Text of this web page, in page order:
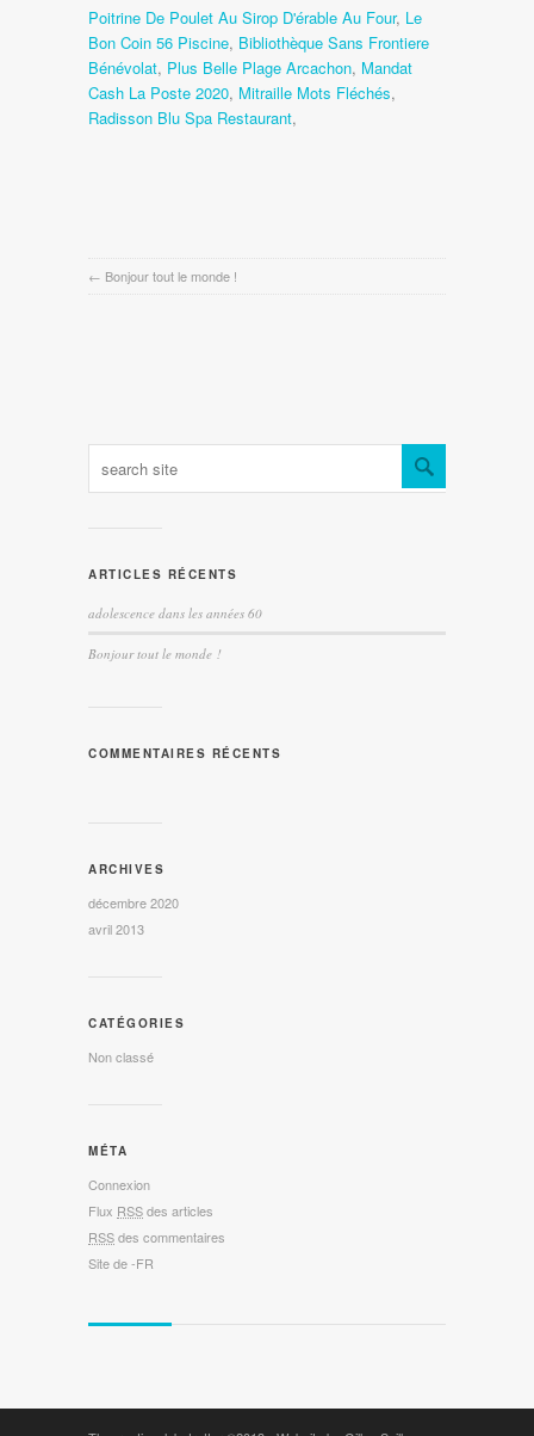
Poitrine De Poulet Au Sirop D'érable Au Four, Le
Bon Coin 56 Piscine, Bibliothèque Sans Frontiere
Bénévolat, Plus Belle Plage Arcachon, Mandat
Cash La Poste 2020, Mitraille Mots Fléchés,
Radisson Blu Spa Restaurant,
← Bonjour tout le monde !
ARTICLES RÉCENTS
adolescence dans les années 60
Bonjour tout le monde !
COMMENTAIRES RÉCENTS
ARCHIVES
décembre 2020
avril 2013
CATÉGORIES
Non classé
MÉTA
Connexion
Flux RSSdes articles
RSSdes commentaires
Site de -FR